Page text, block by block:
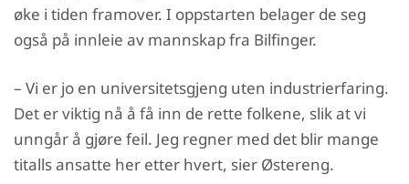
øke i tiden framover. I oppstarten belager de seg
også på innleie av mannskap fra Bilfinger.
– Vi er jo en universitetsgjeng uten industrierfaring.
Det er viktig nå å få inn de rette folkene, slik at vi
unngår å gjøre feil. Jeg regner med det blir mange
titalls ansatte her etter hvert, sier Østereng.